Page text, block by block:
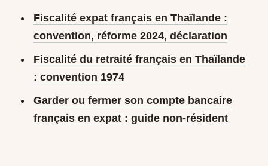
Fiscalité expat français en Thaïlande :
convention, réforme 2024, déclaration
Fiscalité du retraité français en Thaïlande
: convention 1974
Garder ou fermer son compte bancaire
français en expat : guide non-résident